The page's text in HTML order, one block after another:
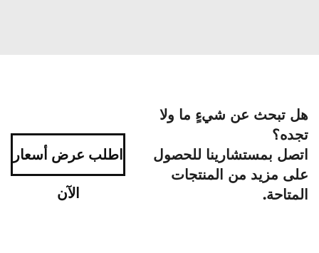
هل تبحث عن شيءٍ ما ولا
تجده؟
اتصل بمستشارينا للحصول
على مزيد من المنتجات
المتاحة.
اطلب عرض أسعار
الآن